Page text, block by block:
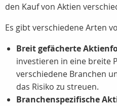
den Kauf von Aktien
Es gibt verschiedene Arten
Breit gefächerte
investieren in eine breite
verschiedene Branchen
das Risiko zu streuen.
Branchenspezifische